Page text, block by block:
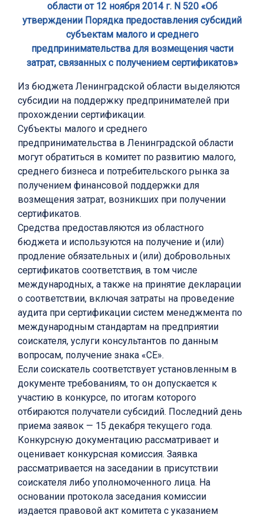
области от 12 ноября 2014 г. N 520 «Об
утверждении Порядка предоставления субсидий
субъектам малого и среднего
предпринимательства для возмещения части
затрат, связанных с получением сертификатов»
Из бюджета Ленинградской области выделяются
субсидии на поддержку предпринимателей при
прохождении сертификации.
Субъекты малого и среднего
предпринимательства в Ленинградской области
могут обратиться в комитет по развитию малого,
среднего бизнеса и потребительского рынка за
получением финансовой поддержки для
возмещения затрат, возникших при получении
сертификатов.
Средства предоставляются из областного
бюджета и используются на получение и (или)
продление обязательных и (или) добровольных
сертификатов соответствия, в том числе
международных, а также на принятие декларации
о соответствии, включая затраты на проведение
аудита при сертификации систем менеджмента по
международным стандартам на предприятии
соискателя, услуги консультантов по данным
вопросам, получение знака «СЕ».
Если соискатель соответствует установленным в
документе требованиям, то он допускается к
участию в конкурсе, по итогам которого
отбираются получатели субсидий. Последний день
приема заявок — 15 декабря текущего года.
Конкурсную документацию рассматривает и
оценивает конкурсная комиссия. Заявка
рассматривается на заседании в присутствии
соискателя либо уполномоченного лица. На
основании протокола заседания комиссии
издается правовой акт комитета с указанием